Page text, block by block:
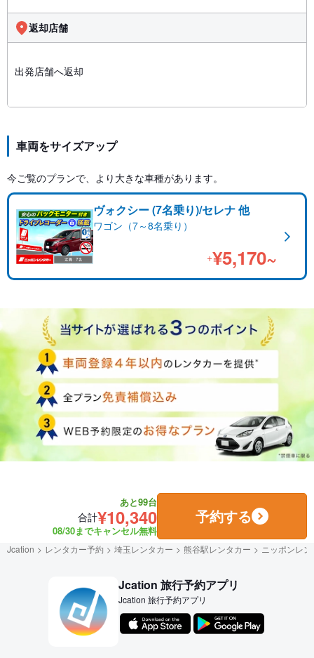
返却店舗
出発店舗へ返却
車両をサイズアップ
今ご覧のプランで、より大きな車種があります。
ヴォクシー (7名乗り)/セレナ 他
ワゴン（7～8名乗り）
+¥5,170~
あと99台
合計¥10,340
08/30までキャンセル無料
予約する
Jcation レンタカー予約 埼玉レンタカー 熊谷駅レンタカー ニッポンレ
Jcation 旅行予約アプリ
Jcation 旅行予約アプリ